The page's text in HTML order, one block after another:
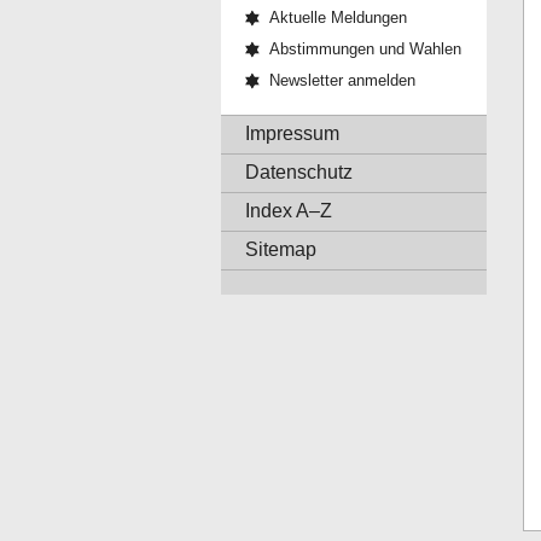
Aktuelle Meldungen
Abstimmungen und Wahlen
Newsletter anmelden
Impressum
Datenschutz
Index A–Z
Sitemap